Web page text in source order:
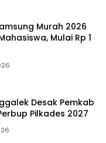
Murah 2026
Mulai Rp 1
Desak Pemkab
Pilkades 2027